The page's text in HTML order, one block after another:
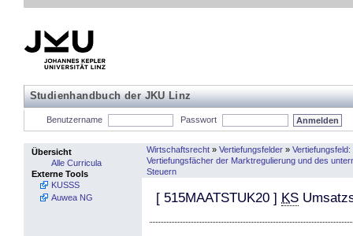
Studienhandbuch der JKU Linz
Benutzername Passwort
Übersicht
Alle Curricula
Externe Tools
KUSSS
Auwea NG
Wirtschaftsrecht » Vertiefungsfelder »
Vertiefungsfächer der Marktregulierung und des
Steuern
[ 515MAATSTUK20 ] KS